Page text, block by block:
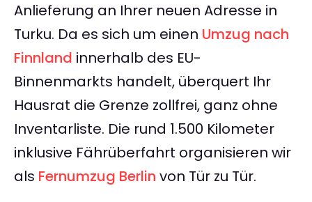
Anlieferung an Ihrer neuen Adresse in
Turku. Da es sich um einen Umzug nach
Finnland innerhalb des EU-
Binnenmarkts handelt, überquert Ihr
Hausrat die Grenze zollfrei, ganz ohne
Inventarliste. Die rund 1.500 Kilometer
inklusive Fährüberfahrt organisieren wir
als Fernumzug Berlin von Tür zu Tür.